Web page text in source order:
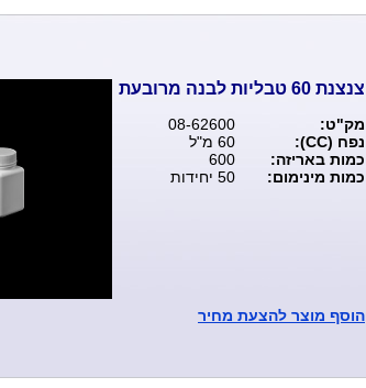
צנצנת 60 טבליות לבנה מרובעת
מק"ט:
08-62600
נפח (CC):
60 מ"ל
כמות באריזה:
600
כמות מינימום:
50 יחידות
הוסף מוצר להצעת מחיר